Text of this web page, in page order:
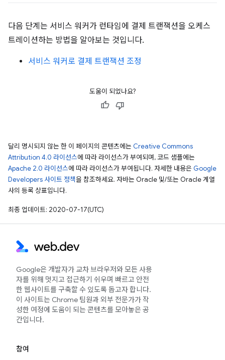
다음 단계는 서비스 워커가 런타임에 결제 트랜잭션을 오케스
트레이션하는 방법을 알아보는 것입니다.
서비스 워커로 결제 트랜잭션 조정
도움이 되었나요?
달리 명시되지 않는 한 이 페이지의 콘텐츠에는 Creative Commons
Attribution 4.0 라이선스에 따라 라이선스가 부여되며, 코드 샘플에는
Apache 2.0 라이선스에 따라 라이선스가 부여됩니다. 자세한 내용은 Google
Developers 사이트 정책을 참조하세요. 자바는 Oracle 및/또는 Oracle 계열
사의 등록 상표입니다.
최종 업데이트: 2020-07-17(UTC)
Google은 개발자가 교차 브라우저와 모든 사용
자를 위해 멋지고 접근하기 쉬우며 빠르고 안전
한 웹사이트를 구축할 수 있도록 돕고자 합니다.
이 사이트는 Chrome 팀원과 외부 전문가가 작
성한 여정에 도움이 되는 콘텐츠를 모아놓은 공
간입니다.
참여